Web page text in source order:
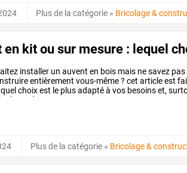
Plus de la catégorie » Bricolage &
en kit ou sur mesure : lequel
installer un auvent en bois mais nesavez pas
entièrement vous-même? cet articleest
quel choixest le plusadaptéà vos besoinset,
du
Plus de la catégorie » Bricolage &